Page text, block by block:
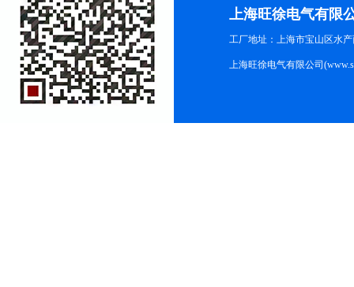
上海旺徐电气有限
工厂地址：上海市宝山区水产
上海旺徐电气有限公司